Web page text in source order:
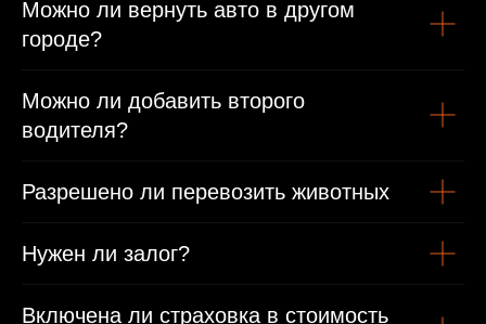
Можно ли вернуть авто в другом
городе?
Можно ли добавить второго
водителя?
Разрешено ли перевозить животных
Нужен ли залог?
Включена ли страховка в стоимость